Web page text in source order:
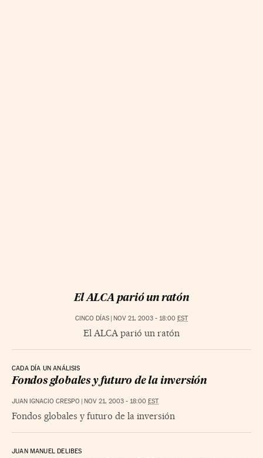
El ALCA parió un ratón
CINCO DÍAS | NOV 21, 2003 - 18:00 EST
El ALCA parió un ratón
CADA DÍA UN ANÁLISIS
Fondos globales y futuro de la inversión
JUAN IGNACIO CRESPO | NOV 21, 2003 - 18:00 EST
Fondos globales y futuro de la inversión
JUAN MANUEL DELIBES